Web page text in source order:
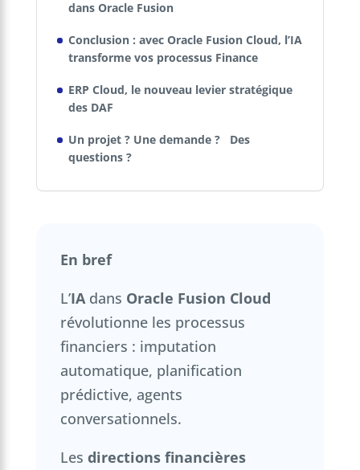
dans Oracle Fusion
Conclusion : avec Oracle Fusion Cloud, l’IA
transforme vos processus Finance
ERP Cloud, le nouveau levier stratégique
des DAF
Un projet ? Une demande ? Des
questions ?
En bref
L’IAdans Oracle Fusion Cloud
révolutionne les processus
financiers : imputation
automatique, planification
prédictive, agents
conversationnels.
Les directions financières